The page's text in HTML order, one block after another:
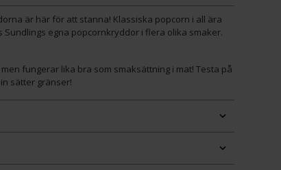
är här för att stanna! Klassiska popcorn i all ära
egna popcornkryddor i flera olika smaker.
fungerar lika bra som smaksättning i mat! Testa på
sätter gränser!